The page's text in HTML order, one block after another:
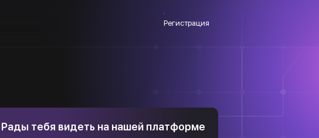
Регистрация
Рады тебя видеть на нашей платформе